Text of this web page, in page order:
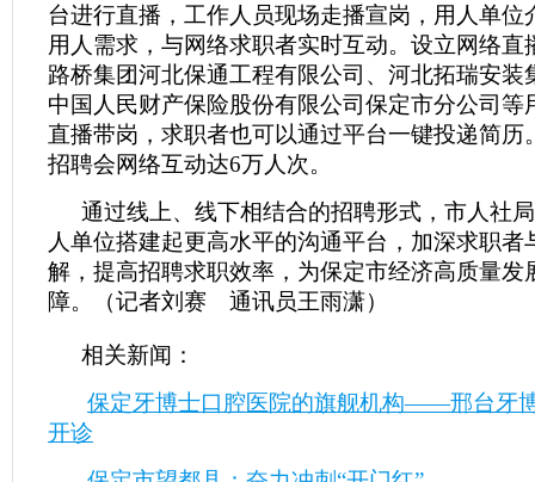
台进行直播，工作人员现场走播宣岗，用人单位
用人需求，与网络求职者实时互动。设立网络直
路桥集团河北保通工程有限公司、河北拓瑞安装
中国人民财产保险股份有限公司保定市分公司等
直播带岗，求职者也可以通过平台一键投递简历
招聘会网络互动达6万人次。
通过线上、线下相结合的招聘形式，市人社
人单位搭建起更高水平的沟通平台，加深求职者
解，提高招聘求职效率，为保定市经济高质量发
障。（记者刘赛 通讯员王雨潇）
相关新闻：
保定牙博士口腔医院的旗舰机构——邢台牙
开诊